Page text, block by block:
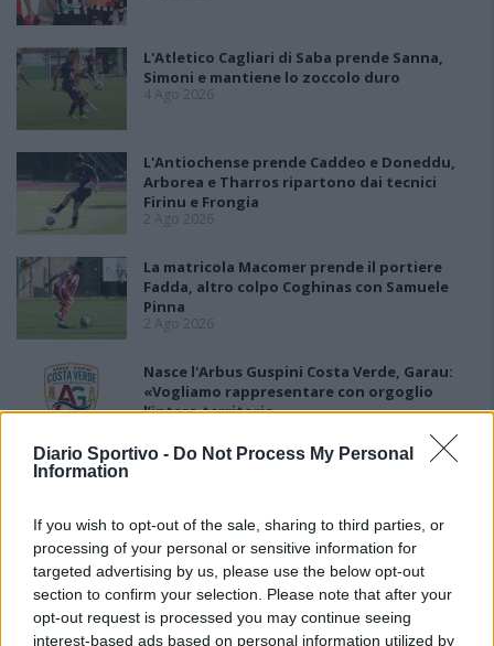
Diario Sportivo - Do Not Process My Personal
Information
If you wish to opt-out of the sale, sharing to third parties, or
processing of your personal or sensitive information for
targeted advertising by us, please use the below opt-out
section to confirm your selection. Please note that after your
opt-out request is processed you may continue seeing
interest-based ads based on personal information utilized by
L'Atletico Cagliari di Saba prende Sanna,
Simoni e mantiene lo zoccolo duro
4 Ago 2026
L'Antiochense prende Caddeo e Doneddu,
Arborea e Tharros ripartono dai tecnici
Firinu e Frongia
2 Ago 2026
La matricola Macomer prende il portiere
Fadda, altro colpo Coghinas con Samuele
Pinna
2 Ago 2026
Nasce l'Arbus Guspini Costa Verde, Garau:
«Vogliamo rappresentare con orgoglio
l’intero territorio»